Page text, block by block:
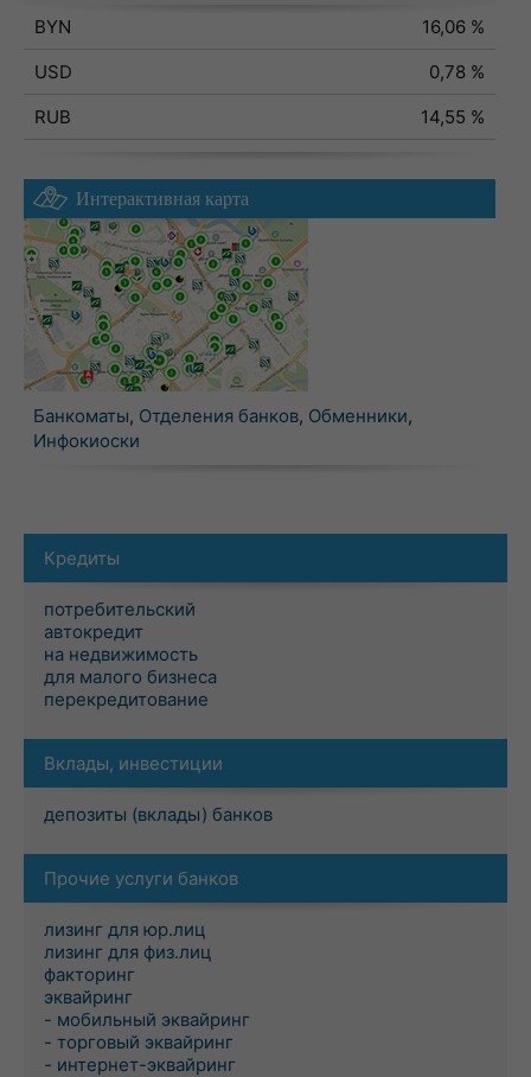
BYN
16,06 %
USD
0,78 %
RUB
14,55 %
Интерактивная карта
Банкоматы, Отделения банков, Обменники,
Инфокиоски
Кредиты
потребительский
автокредит
на недвижимость
для малого бизнеса
перекредитование
Вклады, инвестиции
депозиты (вклады) банков
Прочие услуги банков
лизинг для юр.лиц
лизинг для физ.лиц
факторинг
эквайринг
- мобильный эквайринг
- торговый эквайринг
- интернет-эквайринг